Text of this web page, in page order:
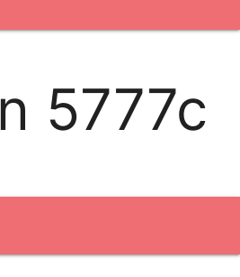
5777c